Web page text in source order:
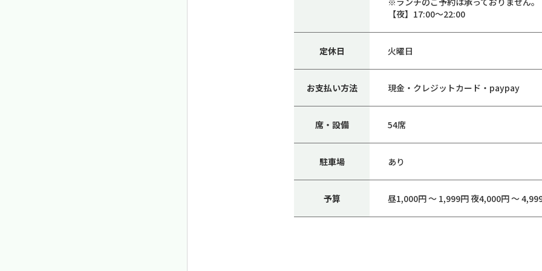
【夜】17:00〜22:00
定休日 火曜日
お支払い方法 現金・クレジットカード・paypay
席・設備 54席
駐車場 あり
予算 昼1,000円 ～ 1,999円 夜4,000円 ～